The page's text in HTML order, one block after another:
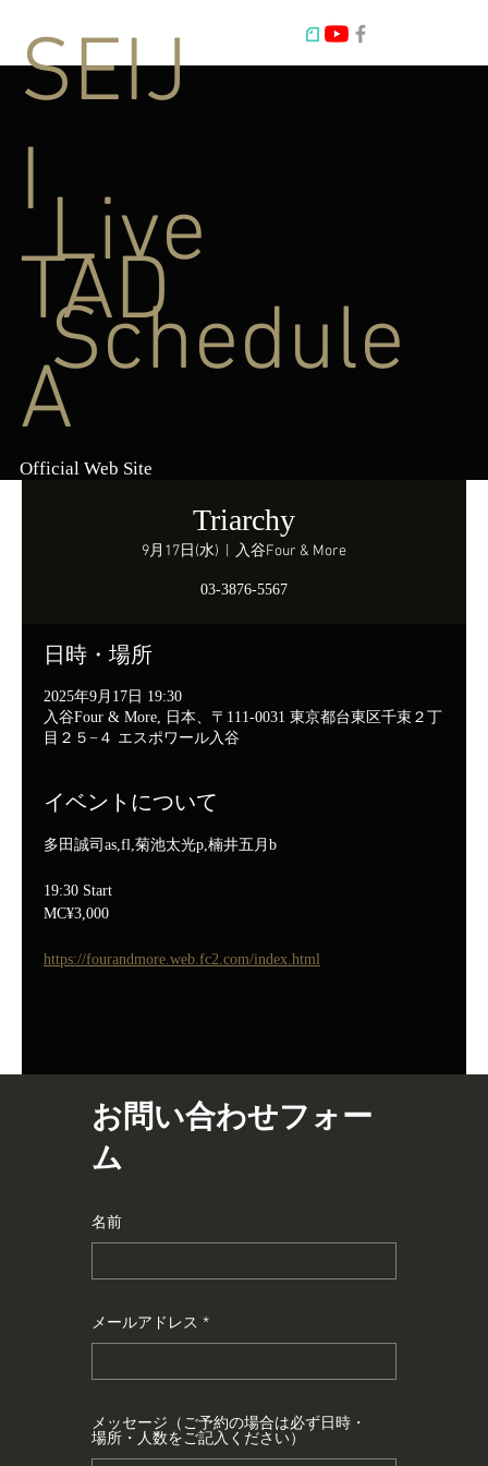
Triarchy
9月17日(水) 入谷Four & More
03-3876-5567
日時・場所
2025年9月17日 19:30
入谷Four & More, 日本、〒111-0031 東京都台東区千束２丁
目２５−４ エスポワール入谷
イベントについて
多田誠司as,fl,菊池太光p,楠井五月b
19:30 Start
MC¥3,000
https://fourandmore.web.fc2.com/index.html
Live
Schedule
SEIJ
I
TAD
A
Official Web Site
お問い合わせフォー
ム
名前
メールアドレス
メッセージ（ご予約の場合は必ず日時・
場所・人数をご記入ください）